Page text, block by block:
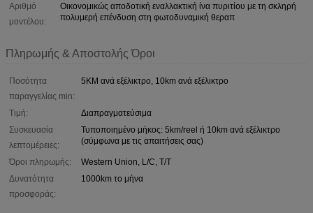
Αριθμό
μοντέλου:
Οικονομικώς αποδοτική εναλλακτική ίνα πυριτίου με τη σκληρή
πολυμερή επένδυση στη φωτοδυναμική θεραπ
Πληρωμής & Αποστολής Όροι
Ποσότητα
παραγγελίας min:
5KM ανά εξέλικτρο, 10km ανά εξέλικτρο
Τιμή:
Διαπραγματεύσιμα
Συσκευασία
λεπτομέρειες:
Τυποποιημένο μήκος: 5km/reel ή 10km ανά εξέλικτρο
(σύμφωνα με τις απαιτήσεις σας)
Όροι πληρωμής:
Western Union, L/C, T/T
Δυνατότητα
προσφοράς:
1000km το μήνα